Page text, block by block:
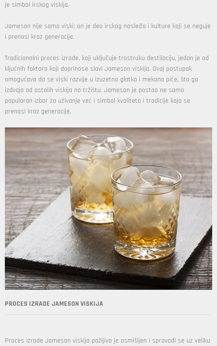
je simbol irskog viskija.
Jameson nije samo viski; on je deo irskog nasleđa i kulture koji se neguje
i prenosi kroz generacije.
Tradicionalni proces izrade, koji uključuje trostruku destilaciju, jedan je od
ključnih faktora koji doprinose slavi Jameson viskija. Ovaj postupak
omogućava da se viski razvije u izuzetno glatko i mekano piće, što ga
izdvaja od ostalih viskija na tržištu. Jameson je postao ne samo
popularan izbor za uživanje već i simbol kvaliteta i tradicije koja se
prenosi kroz generacije.
PROCES IZRADE JAMESON VISKIJA
Proces izrade Jameson viskija pažljivo je osmišljen i sprovodi se uz veliku